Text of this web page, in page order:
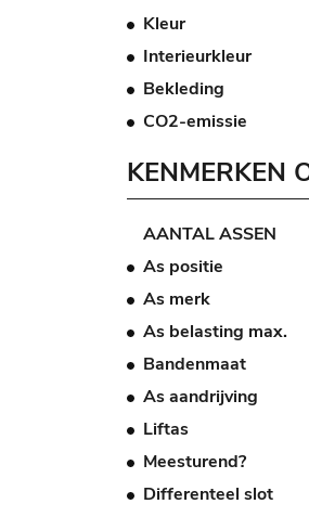
Kleur
Interieurkleur
Bekleding
CO2-emissie
KENMERKEN
AANTAL ASSEN
As positie
As merk
As belasting max.
Bandenmaat
As aandrijving
Liftas
Meesturend?
Differenteel slot